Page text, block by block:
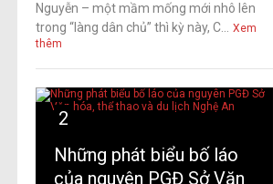
Nguyễn – một mầm mống mới nhô lên
trong “làng dân chủ” thì kỳ này, C...
Xem
thêm
2
Những phát biểu bố láo
của nguyên PGĐ Sở Văn